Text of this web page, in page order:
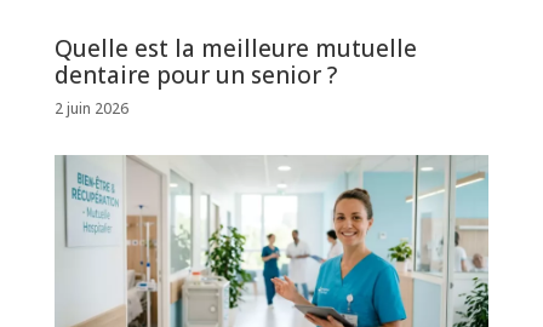
Quelle est la meilleure mutuelle
dentaire pour un senior ?
2 juin 2026